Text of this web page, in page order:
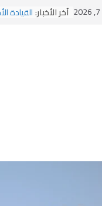
آخر الأخبار:القيادة